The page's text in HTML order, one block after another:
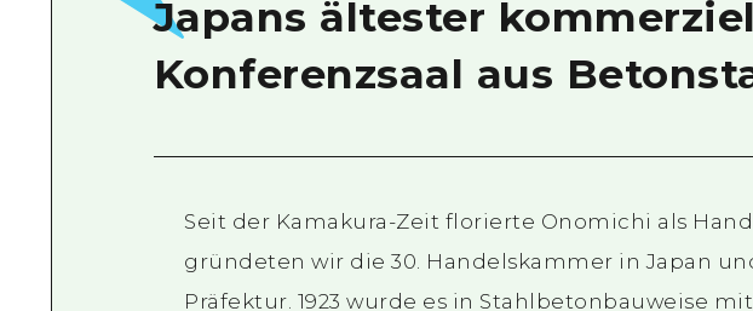
Japans ältester
Konferenzsaal aus
Seit der Kamakura-Zeit florierte Onomichi als
gründeten wir die 30. Handelskammer in Japan
Präfektur. 1923 wurde es in Stahlbetonbauweise